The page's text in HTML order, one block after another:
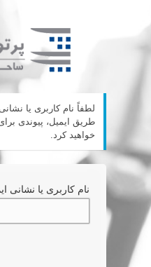
لطفاً نام کاربری یا
طریق ایمیل، پیوندی
خواهید کرد.
نام کاربری یا نشانی